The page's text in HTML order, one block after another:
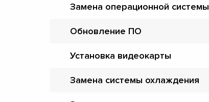
Замена операционной системы
Обновление ПО
Установка видеокарты
Замена системы охлаждения